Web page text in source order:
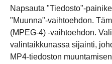
Vaihe 1.
Napsauta "Tiedosto"-
"Muunna"-vaihtoehdon.
(MPEG-4) -vaihtoehdon.
valintaikkunassa sijainti,
MP4-tiedoston